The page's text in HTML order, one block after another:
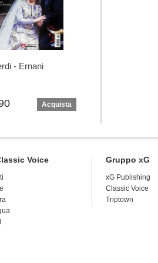
- Ernani
Acquista
Voice Gruppo xG
xG Publishing
Classic Voice
Triptown